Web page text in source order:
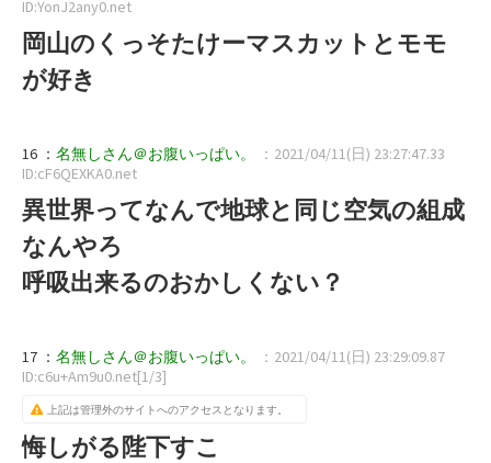
ID:YonJ2any0.net
岡山のくっそたけーマスカットとモモ
が好き
16 ： 名無しさん＠お腹いっぱい。
：2021/04/11(日) 23:27:47.33
ID:cF6QEXKA0.net
異世界ってなんで地球と同じ空気の組成
なんやろ
呼吸出来るのおかしくない？
17 ： 名無しさん＠お腹いっぱい。
：2021/04/11(日) 23:29:09.87
ID:c6u+Am9u0.net[1/3]
上記は管理外のサイトへのアクセスとなります。
悔しがる陛下すこ